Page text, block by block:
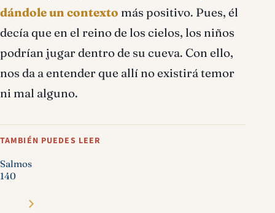
dándole un contexto más positivo. Pues, él
decía que en el reino de los cielos, los niños
podrían jugar dentro de su cueva. Con ello,
nos da a entender que allí no existirá temor
ni mal alguno.
TAMBIÉN PUEDES LEER
Salmos
140